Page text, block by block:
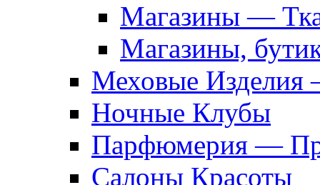
Магазины —
Магазины,
Меховые Изделия
Ночные Клубы
Парфюмерия —
Салоны Красоты